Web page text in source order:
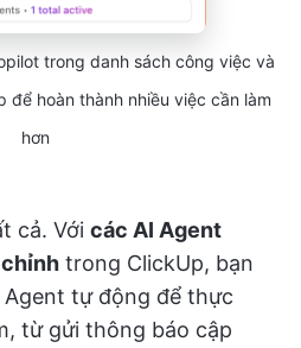
trong danh sách công việc và
để hoàn thành nhiều việc cần làm
hơn
cả. Với các AI Agent
trong ClickUp, bạn
tự động để thực
từ gửi thông báo cập